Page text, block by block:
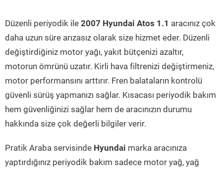
Düzenli periyodik ile 2007 Hyundai Atos 1.1 aracınız çok
daha uzun süre arızasız olarak size hizmet eder. Düzenli
değiştirdiğiniz motor yağı, yakıt bütçenizi azaltır,
motorun ömrünü uzatır. Kirli hava filtrenizi değiştirmeniz,
motor performansını arttırır. Fren balataların kontrolü
güvenli sürüş yapmanızı sağlar. Kısacası periyodik bakım
hem güvenliğinizi sağlar hem de aracınızın durumu
hakkında size çok değerli bilgiler verir.
Pratik Araba servisinde Hyundai marka aracınıza
yaptırdığınız periyodik bakım sadece motor yağ, yağ